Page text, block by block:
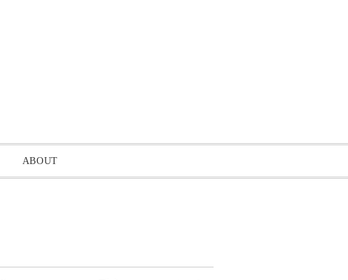
ABOUT